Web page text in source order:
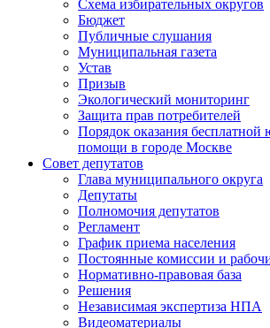
Схема избирательных округов
Бюджет
Публичные слушания
Муниципальная газета
Устав
Призыв
Экологический мониторинг
Защита прав потребителей
Порядок оказания бесплатной
помощи в городе Москве
Совет депутатов
Глава муниципального округа
Депутаты
Полномочия депутатов
Регламент
График приема населения
Постоянные комиссии и
Нормативно-правовая база
Решения
Независимая экспертиза НПА
Видеоматериалы